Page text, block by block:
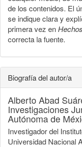
de los contenidos. El
se indique clara y
primera vez en
correcta la fuente.
Biografía del autor/a
Alberto Abad
Investigaciones
Autónoma de
Investigador del
Universidad Nacional